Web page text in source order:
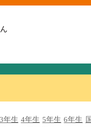
3年生 4年生 5年生 6年生